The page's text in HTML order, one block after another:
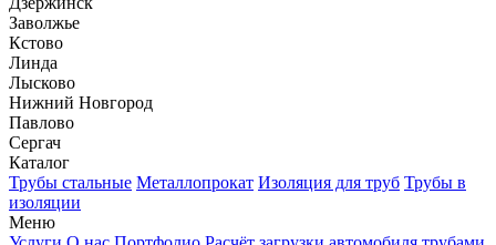
Заволжье
Кстово
Линда
Лысково
Нижний Новгород
Павлово
Сергач
Каталог
Трубы стальные Металлопрокат Изоляция для труб Трубы в
изоляции
Меню